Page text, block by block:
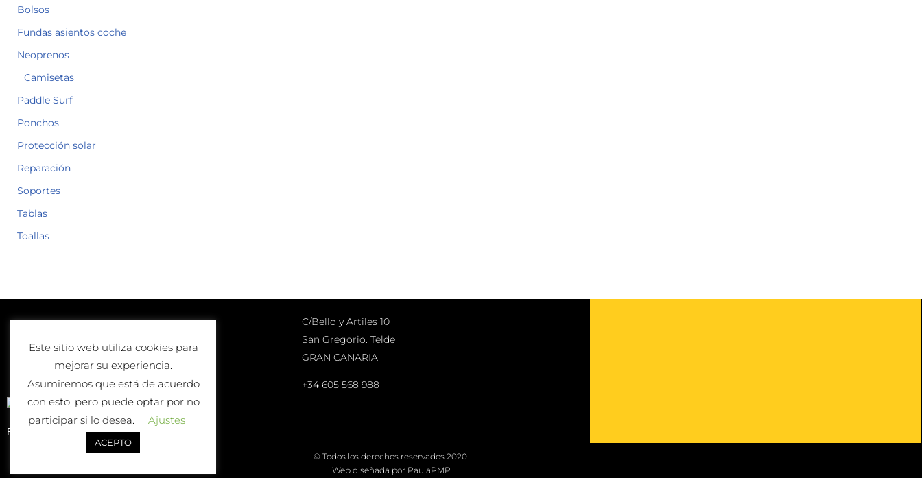
Bolsos
Fundas asientos coche
Neoprenos
Camisetas
Paddle Surf
Ponchos
Protección solar
Reparación
Soportes
Tablas
Toallas
Lunes a Viernes
10:00-13:00 | 17:00-20:00
10:00-13:00
C/Bello y Artiles 10
San Gregorio. Telde
GRAN CANARIA
+34 605 568 988
Política de Devolución o Cambio
© Todos los derechos reservados 2020.
Web diseñada por PaulaPMP
Este sitio web utiliza cookies para
mejorar su experiencia.
Asumiremos que está de acuerdo
con esto, pero puede optar por no
participar si lo desea.
Ajustes
ACEPTO